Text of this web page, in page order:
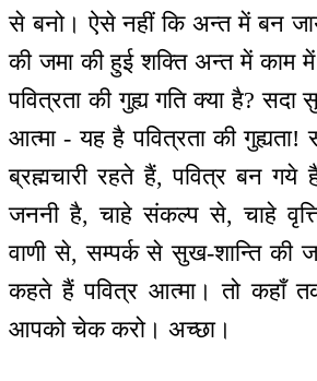
से बनो। ऐसे नहीं कि अन्त में बन
की जमा की हुई शक्ति अन्त में काम
पवित्रता की गुह्य गति क्या है? सदा
आत्मा - यह है पवित्रता की गुह्यता!
ब्रह्मचारी रहते हैं, पवित्र बन गये
जननी है, चाहे संकल्प से, चाहे
वाणी से, सम्पर्क से सुख-शान्ति की
कहते हैं पवित्र आत्मा। तो कहाँ
आपको चेक करो। अच्छा।